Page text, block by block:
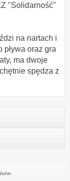
"Solidarność"
na nartach i
pływa oraz gra
ma dwoje
spędza z